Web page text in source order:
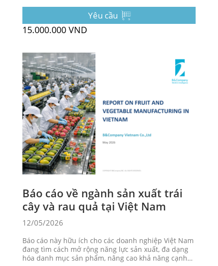
Yêu cầu
15.000.000 VND
Báo cáo về ngành sản xuất trái
cây và rau quả tại Việt Nam
12/05/2026
Báo cáo này hữu ích cho các doanh nghiệp Việt Nam
đang tìm cách mở rộng năng lực sản xuất, đa dạng
hóa danh mục sản phẩm, nâng cao khả năng cạnh